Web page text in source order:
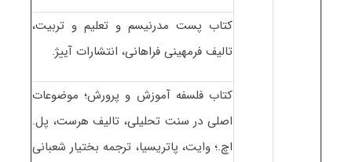
کتاب پست مدرنیسم و تعلیم و تربیت،
تالیف فرمهینی فراهانی، انتشارات آییژ.
کتاب فلسفه آموزش و پرورش؛ موضوعات
اصلی در سنت تحلیلی، تالیف هرست، پل.
اچ.؛ وایت، پاتریسیا، ترجمه بختیار شعبانی